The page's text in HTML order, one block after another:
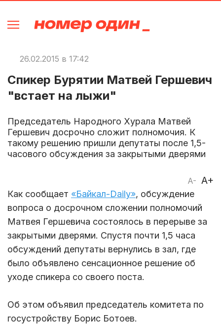
26.02.2015 в 17:42
Спикер Бурятии Матвей Гершевич
"встает на лыжи"
Председатель Народного Хурала Матвей
Гершевич досрочно сложит полномочия. К
такому решению пришли депутаты после 1,5-
часового обсуждения за закрытыми дверями
A- A+
Как сообщает «Байкал-Daily», обсуждение
вопроса о досрочном сложении полномочий
Матвея Гершевича состоялось в перерыве за
закрытыми дверями. Спустя почти 1,5 часа
обсуждений депутаты вернулись в зал, где
было объявлено сенсационное решение об
уходе спикера со своего поста.
Об этом объявил председатель комитета по
госустройству Борис Ботоев.